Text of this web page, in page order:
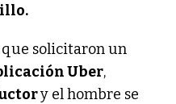
que solicitaron un
Uber,
y el hombre se